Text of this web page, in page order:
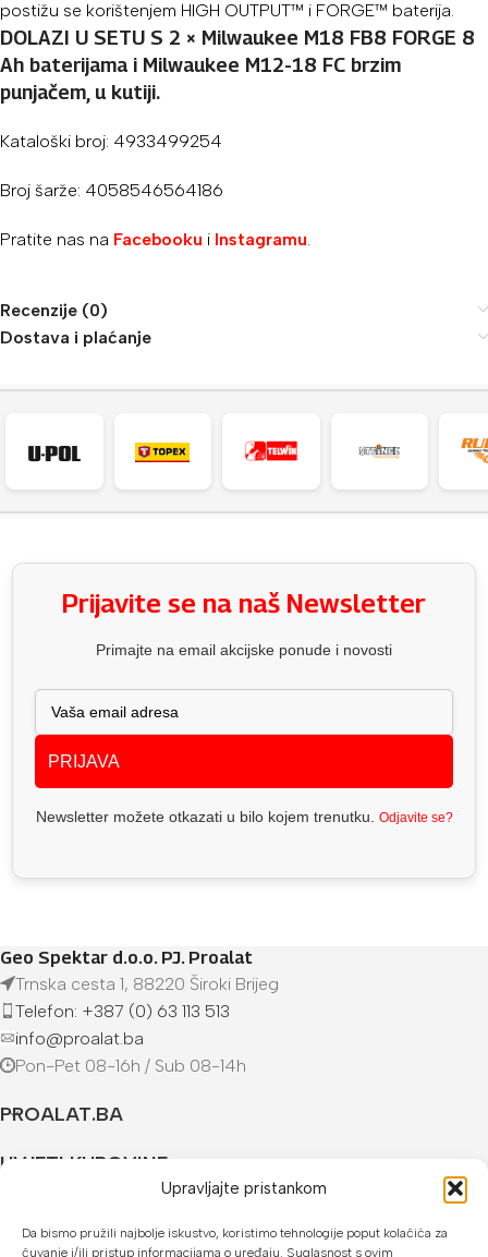
Upravljajte pristankom
Da bismo pružili najbolje iskustvo, koristimo tehnologije poput kolačića za
čuvanje i/ili pristup informacijama o uređaju. Suglasnost s ovim
postižu se korištenjem HIGH OUTPUT™ i FORGE™ baterija.
DOLAZI U SETU S 2 × Milwaukee M18 FB8 FORGE 8
Ah baterijama i Milwaukee M12-18 FC brzim
punjačem, u kutiji.
Kataloški broj: 4933499254
Broj šarže: 4058546564186
Pratite nas na Facebooku i Instagramu.
Recenzije (0)
Dostava i plaćanje
Prijavite se na naš Newsletter
Primajte na email akcijske ponude i novosti
PRIJAVA
Newsletter možete otkazati u bilo kojem trenutku. Odjavite se?
Geo Spektar d.o.o. PJ. Proalat
Trnska cesta 1, 88220 Široki Brijeg
Telefon: +387 (0) 63 113 513
info@proalat.ba
Pon-Pet 08-16h / Sub 08-14h
PROALAT.BA
UVJETI KUPOVINE